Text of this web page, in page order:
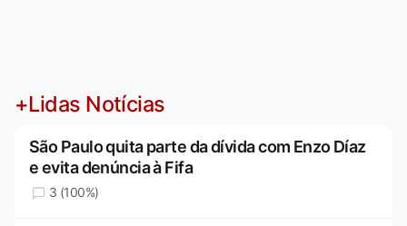
+Lidas Notícias
São Paulo quita parte da dívida com Enzo Díaz
e evita denúncia à Fifa
3 (100%)